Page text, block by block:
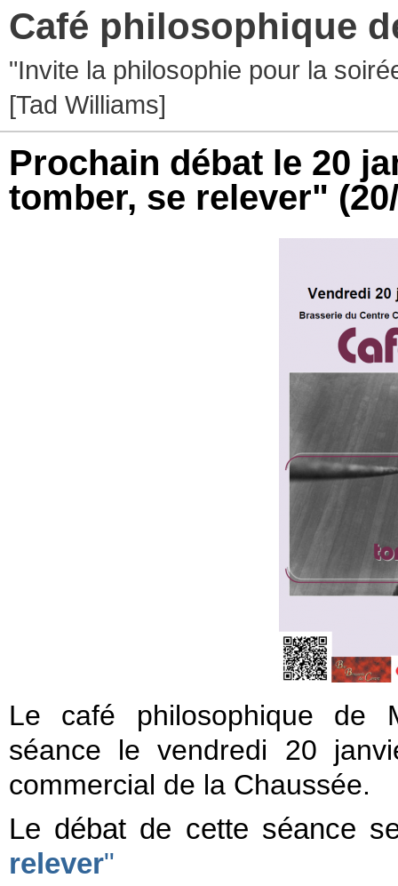
Café philosophique
"Invite la philosophie pour la
[Tad Williams]
Prochain débat le 20
tomber, se relever"
Le café philosophique de
séance le vendredi 20
commercial de la Chaussée.
Le débat de cette séance
relever"